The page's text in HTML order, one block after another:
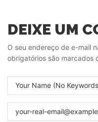
DEIXE UM
O seu endereço de e-mail
obrigatórios são marcados